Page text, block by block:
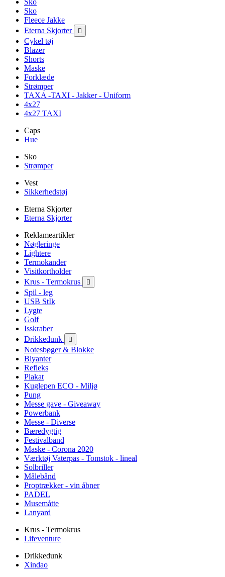
Sko
Sko
Fleece Jakke
Eterna Skjorter

Cykel tøj
Blazer
Shorts
Maske
Forklæde
Strømper
TAXA -TAXI - Jakker - Uniform
4x27
4x27 TAXI
Caps
Hue
Sko
Strømper
Vest
Sikkerhedstøj
Eterna Skjorter
Eterna Skjorter
Reklameartikler
Nøgleringe
Lightere
Termokander
Visitkortholder
Krus - Termokrus

Spil - leg
USB StIk
Lygte
Golf
Isskraber
Drikkedunk

Notesbøger & Blokke
Blyanter
Refleks
Plakat
Kuglepen ECO - Miljø
Pung
Messe gave - Giveaway
Powerbank
Messe - Diverse
Bæredygtig
Festivalband
Maske - Corona 2020
Værktøj Vaterpas - Tomstok - lineal
Solbriller
Målebånd
Proptrækker - vin åbner
PADEL
Musemåtte
Lanyard
Krus - Termokrus
Lifeventure
Drikkedunk
Xindao